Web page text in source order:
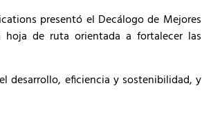
presentó el Decálogo de Mejores
hoja de ruta orientada a fortalecer las
desarrollo, eficiencia y sostenibilidad, y